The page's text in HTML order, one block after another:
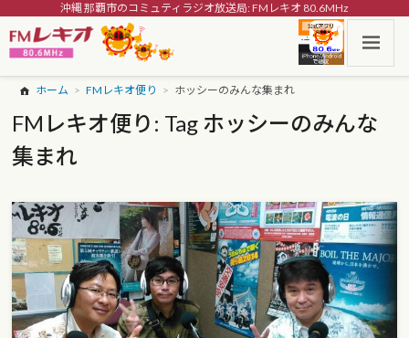
沖縄 那覇市のコミュティラジオ放送局: FMレキオ 80.6MHz
ホーム FMレキオ便り ホッシーのみんな集まれ
FMレキオ便り: Tag ホッシーのみんな
集まれ